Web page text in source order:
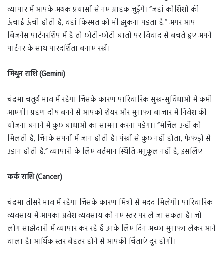
व्यापार में आपके अथक प्रयासों से नए ग्राहक जुड़ेंगे। “जहां कोशिशों की
ऊंचाई ऊंची होती है, वहां किस्मत को भी झुकना पड़ता है.” अगर आप
बिजनेस पार्टनरशिप में हैं तो छोटी-छोटी बातों पर विवाद से बचते हुए अपने
पार्टनर के साथ पारदर्शिता बनाए रखें।
मिथुन राशि (Gemini)
चंद्रमा चतुर्थ भाव में रहेगा जिसके कारण पारिवारिक सुख-सुविधाओं में कमी
आएगी। ग्रहण दोष बनने से आपको शेयर और मुनाफा बाजार में निवेश की
योजना बनाने में कुछ बाधाओं का सामना करना पड़ेगा। “मंजिल उन्हीं को
मिलती है, जिनके सपनों में जान होती है। पंखों से कुछ नहीं होता, फेफड़ों से
उड़ान होती है.” व्यापारी के लिए वर्तमान स्थिति अनुकूल नहीं है, इसलिए
कर्क राशि (Cancer)
चंद्रमा तीसरे भाव में रहेगा जिसके कारण मित्रों से मदद मिलेगी। पारिवारिक
व्यवसाय में आपका प्रवेश व्यवसाय को नए स्तर पर ले जा सकता है। जो
लोग साझेदारी में व्यापार कर रहे हैं उनके लिए दिन अच्छा मुनाफा लेकर आने
वाला है। आर्थिक स्तर बेहतर होने से आपकी चिंताएं दूर होंगी।